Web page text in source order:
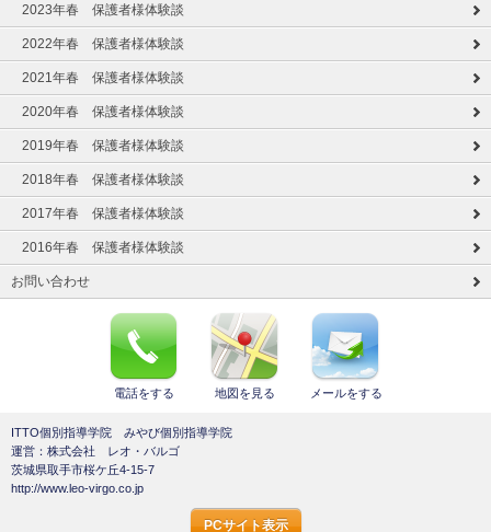
2023年春 保護者様体験談
2022年春 保護者様体験談
2021年春 保護者様体験談
2020年春 保護者様体験談
2019年春 保護者様体験談
2018年春 保護者様体験談
2017年春 保護者様体験談
2016年春 保護者様体験談
お問い合わせ
電話をする 地図を見る メールをする
ITTO個別指導学院 みやび個別指導学院
運営：株式会社 レオ・バルゴ
茨城県取手市桜ケ丘4-15-7
http://www.leo-virgo.co.jp
PCサイト表示